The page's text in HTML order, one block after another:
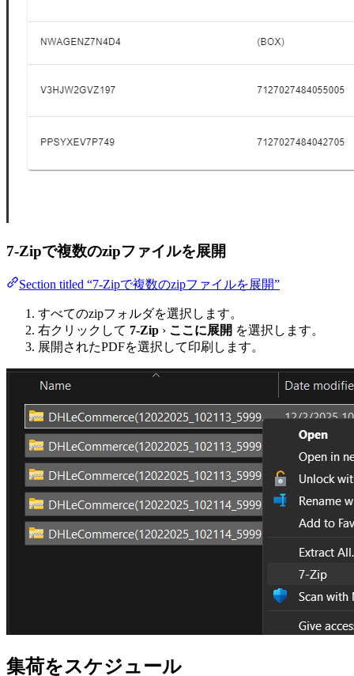
7-Zipで複数のzipファイルを展開
Section titled “7-Zipで複数のzipファイルを展開”
すべてのzipフォルダを選択します。
右クリックして 7-Zip › ここに展開 を選択します。
展開されたPDFを選択して印刷します。
集荷をスケジュール